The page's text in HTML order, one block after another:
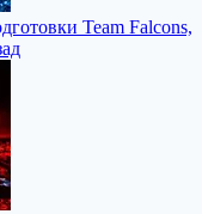
Team Falcons,